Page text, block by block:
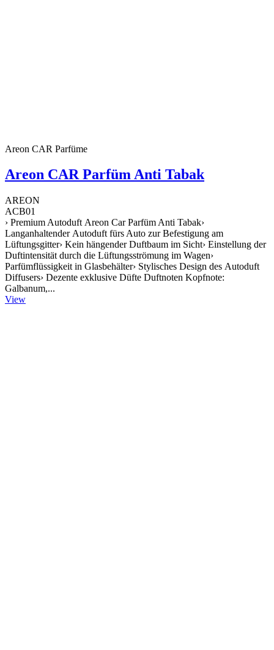
Areon CAR Parfüme
Areon CAR Parfüm Anti Tabak
AREON
ACB01
› Premium Autoduft Areon Car Parfüm Anti Tabak›
Langanhaltender Autoduft fürs Auto zur Befestigung am
Lüftungsgitter› Kein hängender Duftbaum im Sicht› Einstellung der
Duftintensität durch die Lüftungsströmung im Wagen›
Parfümflüssigkeit in Glasbehälter› Stylisches Design des Autoduft
Diffusers› Dezente exklusive Düfte Duftnoten Kopfnote:
Galbanum,...
View